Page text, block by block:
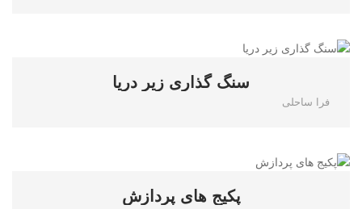
سنگ گذاری زیر دریا
فرا ساحلی
پکیج های پردازش